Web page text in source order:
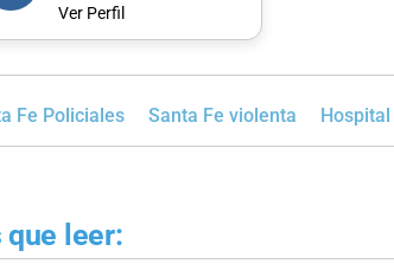
Ver Perfil
Fe Policiales Santa Fe violenta
que leer: